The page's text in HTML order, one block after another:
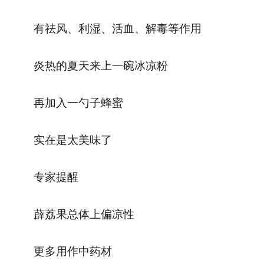
有祛风、利湿、活血、解毒等作用
炎热的夏天来上一碗冰凉粉
再加入一勺子蜂蜜
实在是太美味了
专家提醒
薜荔果总体上偏凉性
更多用作中药材